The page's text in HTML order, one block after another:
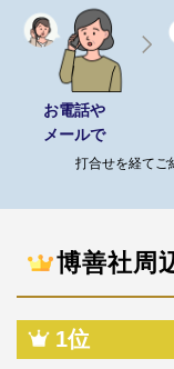
白骨壺セット（箱無し
桐骨箱
ドライアイス（1日分）
白黒遺影
線香・ローソク
屋外電光看板
お電話や
メールで
打合せを経てご
博善社周
1位